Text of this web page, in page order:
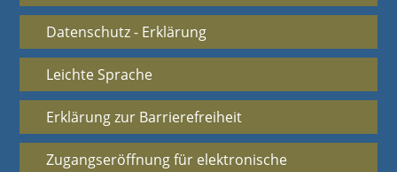
Datenschutz - Erklärung
Leichte Sprache
Erklärung zur Barrierefreiheit
Zugangseröffnung für elektronische